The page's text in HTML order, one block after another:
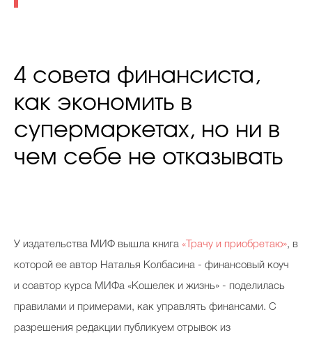
4 совета финансиста,
как экономить в
супермаркетах, но ни в
чем себе не отказывать
У издательства МИФ вышла книга «Трачу и приобретаю», в
которой ее автор Наталья Колбасина - финансовый коуч
и соавтор курса МИФа «Кошелек и жизнь» - поделилась
правилами и примерами, как управлять финансами. С
разрешения редакции публикуем отрывок из